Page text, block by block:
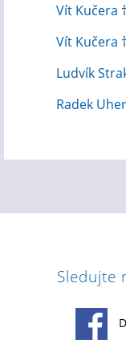
Vít Kučera
Vít Kučera
Ludvík
Radek
Sledujte